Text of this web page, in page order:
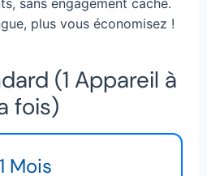
plus vous économisez !
(1 Appareil à
fois)
1 Mois